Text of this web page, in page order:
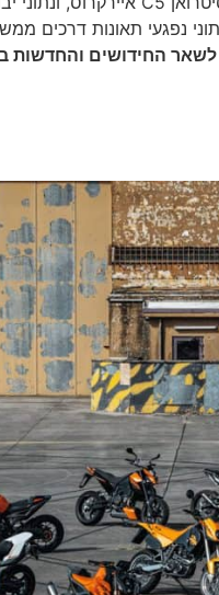
נפגעי תאונות דרכים
לשאר החידושים